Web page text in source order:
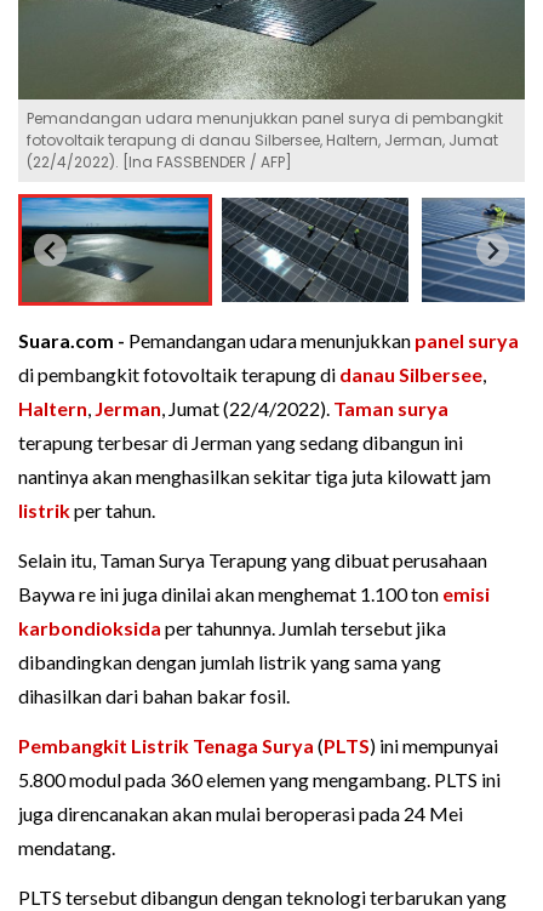
Pemandangan udara menunjukkan panel surya di pembangkit
fotovoltaik terapung di danau Silbersee, Haltern, Jerman, Jumat
(22/4/2022). [Ina FASSBENDER / AFP]
Suara.com - Pemandangan udara menunjukkan panel surya
di pembangkit fotovoltaik terapung di danau Silbersee,
Haltern, Jerman, Jumat (22/4/2022). Taman surya
terapung terbesar di Jerman yang sedang dibangun ini
nantinya akan menghasilkan sekitar tiga juta kilowatt jam
listrikper tahun.
Selain itu, Taman Surya Terapung yang dibuat perusahaan
Baywa re ini juga dinilai akan menghemat 1.100 ton emisi
karbondioksida per tahunnya. Jumlah tersebut jika
dibandingkan dengan jumlah listrik yang sama yang
dihasilkan dari bahan bakar fosil.
Pembangkit Listrik Tenaga Surya (PLTS) ini mempunyai
5.800 modul pada 360 elemen yang mengambang. PLTS ini
juga direncanakan akan mulai beroperasi pada 24 Mei
mendatang.
PLTS tersebut dibangun dengan teknologi terbarukan yang